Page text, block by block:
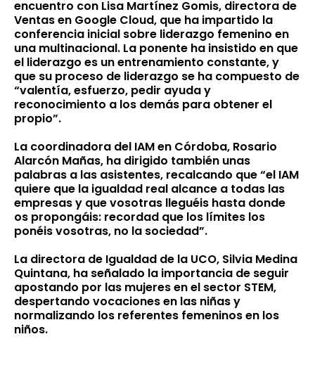
encuentro con Lisa Martínez Gomis, directora de
Ventas en Google Cloud, que ha impartido la
conferencia inicial sobre liderazgo femenino en
una multinacional. La ponente ha insistido en que
el liderazgo es un entrenamiento constante, y
que su proceso de liderazgo se ha compuesto de
“valentía, esfuerzo, pedir ayuda y
reconocimiento a los demás para obtener el
propio”.
La coordinadora del IAM en Córdoba, Rosario
Alarcón Mañas, ha dirigido también unas
palabras a las asistentes, recalcando que “el IAM
quiere que la igualdad real alcance a todas las
empresas y que vosotras lleguéis hasta donde
os propongáis: recordad que los límites los
ponéis vosotras, no la sociedad”.
La directora de Igualdad de la UCO, Silvia Medina
Quintana, ha señalado la importancia de seguir
apostando por las mujeres en el sector STEM,
despertando vocaciones en las niñas y
normalizando los referentes femeninos en los
niños.